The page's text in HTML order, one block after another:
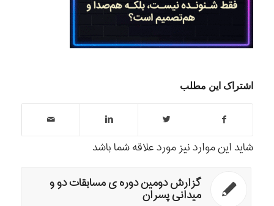
اشتراک این مطلب
شاید این موارد نیز مورد علاقه شما باشد
گزارش دومین دوره ی مسابقات دو و
میدانی پسران